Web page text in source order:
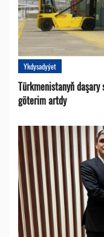
Ykdysadyýet
Türkmenistanyň
göterim artdy